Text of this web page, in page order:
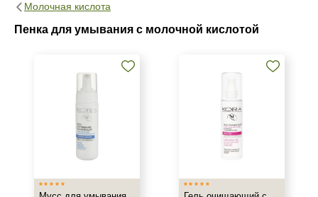
Молочная кислота
Пенка для умывания с молочной кислотой
Россия